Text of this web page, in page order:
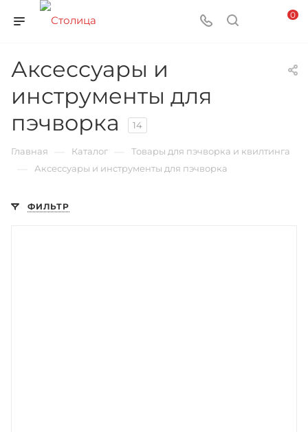
0
Аксессуары и
инструменты для
пэчворка
14
Главная Каталог Товары для пэчворка и квилтинга
Аксессуары и инструменты для пэчворка
ФИЛЬТР